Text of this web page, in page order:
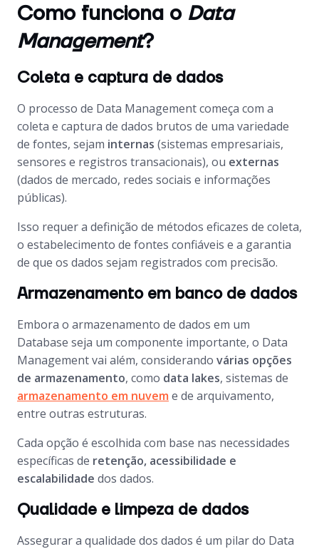
Como funciona o Data
Management?
Coleta e captura de dados
O processo de Data Managementcomeça com a
coleta e captura de dados brutos de uma variedade
de fontes, sejam internas (sistemas empresariais,
sensores e registros transacionais), ou externas
(dados de mercado, redes sociais e informações
públicas).
Isso requer a definição de métodos eficazes de coleta,
o estabelecimento de fontes confiáveis e a garantia
de que os dados sejam registrados com precisão.
Armazenamento em banco de dados
Embora o armazenamento de dados em um
Database seja um componente importante, o Data
Managementvai além, considerando várias opções
de armazenamento, como data lakes, sistemas de
armazenamento em nuvem e de arquivamento,
entre outras estruturas.
Cada opção é escolhida com base nas necessidades
específicas de retenção, acessibilidade e
escalabilidade dos dados.
Qualidade e limpeza de dados
Assegurar a qualidade dos dados é um pilar do Data